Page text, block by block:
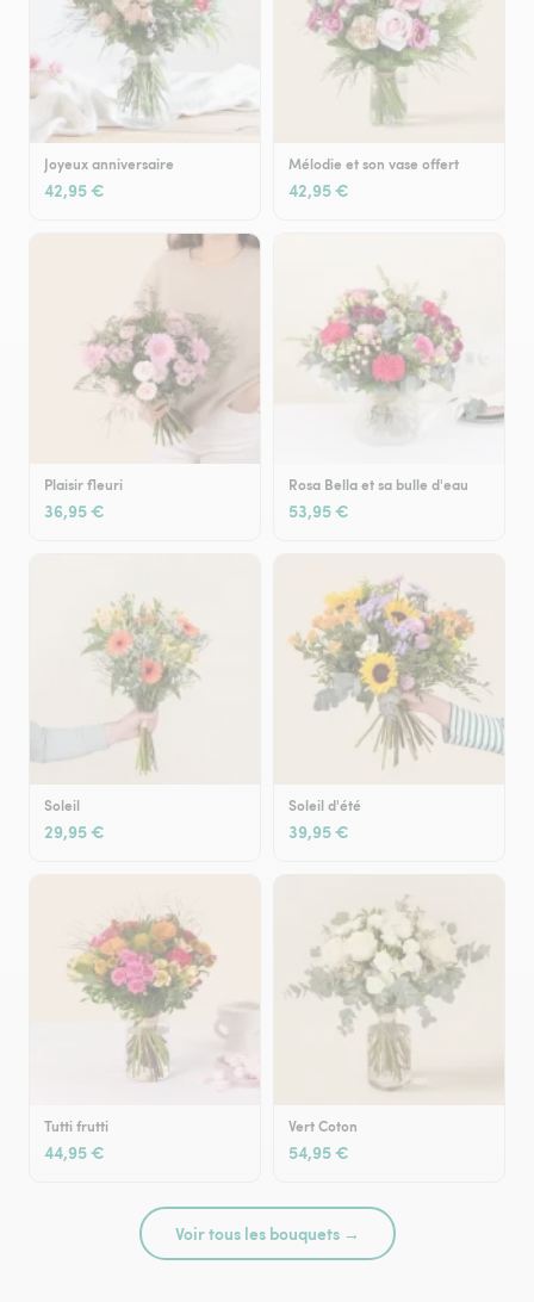
Joyeux anniversaire
42,95 €
Mélodie et son vase offert
42,95 €
Plaisir fleuri
36,95 €
Rosa Bella et sa bulle d'eau
53,95 €
Soleil
29,95 €
Soleil d'été
39,95 €
Tutti frutti
44,95 €
Vert Coton
54,95 €
Voir tous les bouquets →